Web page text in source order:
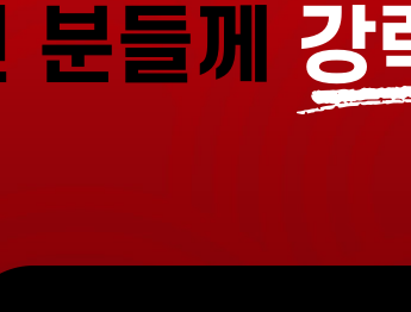
분들께
강